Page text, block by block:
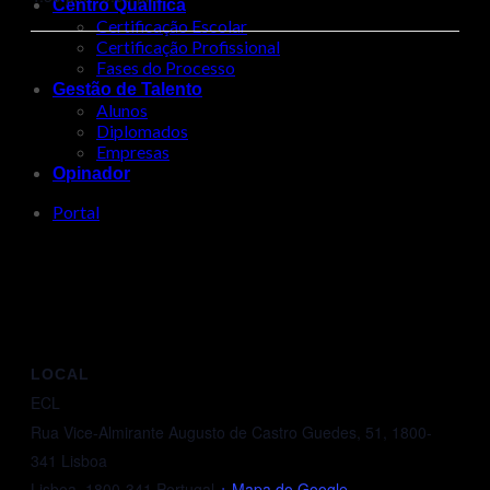
Centro Qualifica
Certificação Escolar
Certificação Profissional
Fases do Processo
Gestão de Talento
Alunos
Diplomados
Empresas
Opinador
Portal
LOCAL
ECL
Rua Vice-Almirante Augusto de Castro Guedes, 51, 1800-
341 Lisboa